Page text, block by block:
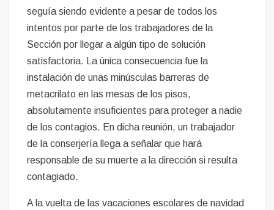
seguía siendo evidente a pesar de todos los
intentos por parte de los trabajadores de la
Sección por llegar a algún tipo de solución
satisfactoria. La única consecuencia fue la
instalación de unas minúsculas barreras de
metacrilato en las mesas de los pisos,
absolutamente insuficientes para proteger a nadie
de los contagios. En dicha reunión, un trabajador
de la conserjería llega a señalar que hará
responsable de su muerte a la dirección si resulta
contagiado.
A la vuelta de las vacaciones escolares de navidad